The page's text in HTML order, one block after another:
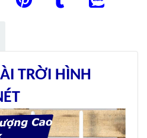
TRỜI HÌNH